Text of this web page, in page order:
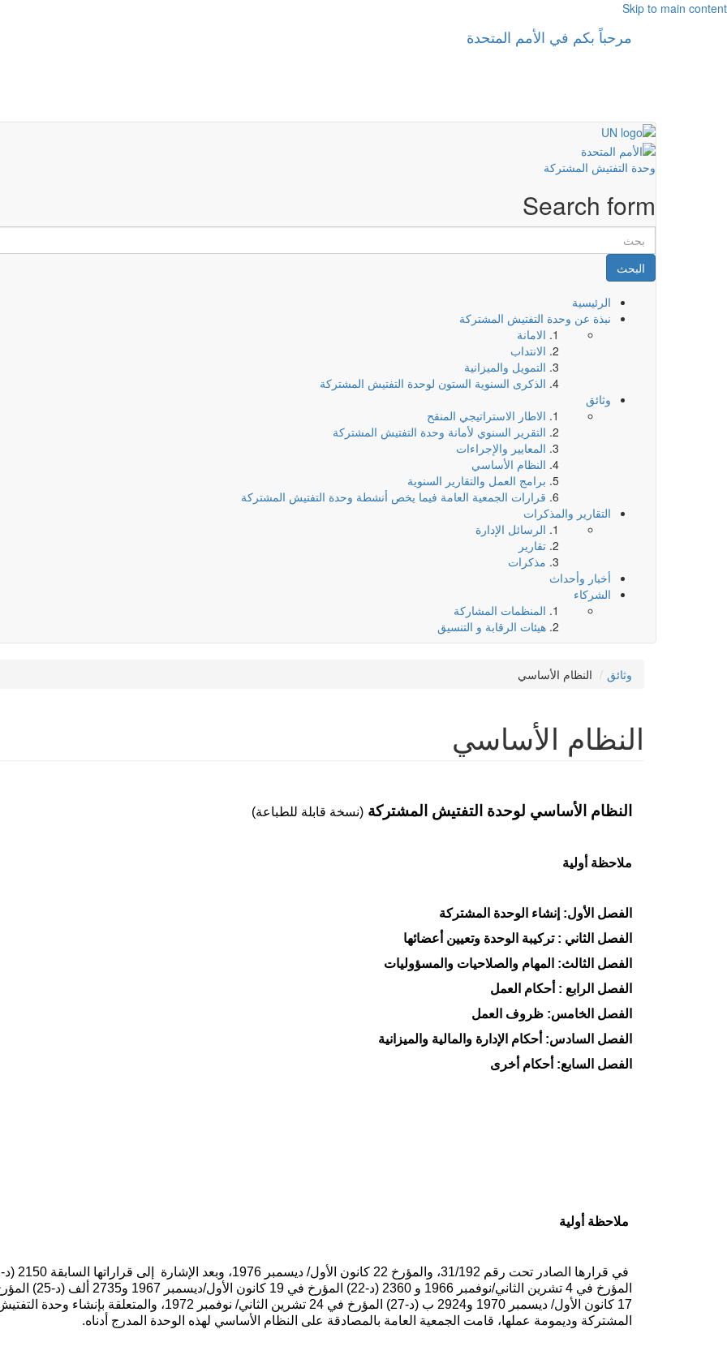
Skip to main content
مرحباً بكم في الأمم المتحدة
وحدة التفتيش المشتركة
Search form
البحث
الرئيسية
نبذة عن وحدة التفتيش المشتركة
الامانة
الانتداب
التمويل والميزانية
الذكرى السنوية الستون لوحدة التفتيش المشتركة
وثائق
الاطار الاستراتيجي المنقح
التقرير السنوي لأمانة وحدة التفتيش المشتركة
المعايير والإجراءات
النظام الأساسي
برامج العمل والتقارير السنوية
قرارات الجمعية العامة فيما يخص أنشطة وحدة التفتيش المشتركة
التقارير والمذكرات
الرسائل الإدارة
تقارير
مذكرات
أخبار وأحداث
الشركاء
المنظمات المشاركة
هيئات الرقابة و التنسيق
وثائق النظام الأساسي
النظام الأساسي
النظام الأساسي لوحدة التفتيش المشتركة (نسخة قابلة للطباعة)
ملاحظة أولية
الفصل الأول: إنشاء الوحدة المشتركة
الفصل الثاني : تركيبة الوحدة وتعيين أعضائها
الفصل الثالث: المهام والصلاحيات والمسؤوليات
الفصل الرابع : أحكام العمل
الفصل الخامس: ظروف العمل
الفصل السادس: أحكام الإدارة والمالية والميزانية
الفصل السابع: أحكام أخرى
ملاحظة أولية
المؤرخ في 4 تشرين الثاني/نوفمبر 1966 و 2360 (د-22) المؤرخ في
17 كانون الأول/ ديسمبر 1970 و2924 ب (د-27) المؤرخ في 24 تشرين الثاني/ نوفمبر 1972، والمتعلقة بإنشاء وحدة
المشتركة وديمومة عملها، قامت الجمعية العامة بالمصادقة على النظام الأساسي لهذه الوحدة المدرج أدناه.